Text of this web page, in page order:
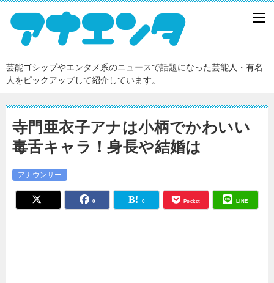
芸能ゴシップやエンタメ系のニュースで話題になった芸能人・有名
人をピックアップして紹介しています。
寺門亜衣子アナは小柄でかわいい
毒舌キャラ！身長や結婚は
アナウンサー
0 0 Pocket LINE